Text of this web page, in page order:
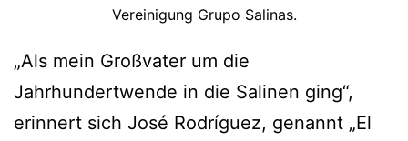
Vereinigung Grupo Salinas.
„Als mein Großvater um die
Jahrhundertwende in die Salinen ging“,
erinnert sich José Rodríguez, genannt „El